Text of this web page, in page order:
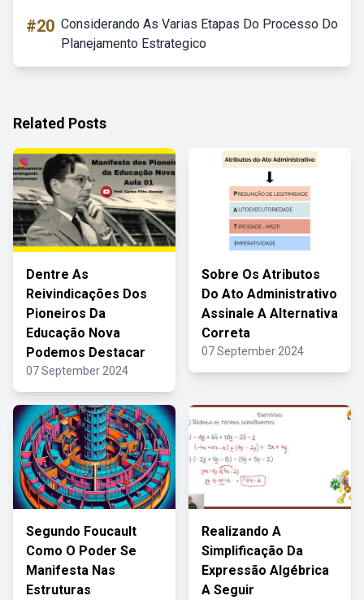
#20 Considerando As Varias Etapas Do Processo Do
Planejamento Estrategico
Related Posts
Dentre As
Reivindicações Dos
Pioneiros Da
Educação Nova
Podemos Destacar
07 September 2024
Sobre Os Atributos
Do Ato Administrativo
Assinale A Alternativa
Correta
07 September 2024
Segundo Foucault
Como O Poder Se
Manifesta Nas
Estruturas
Realizando A
Simplificação Da
Expressão Algébrica
A Seguir